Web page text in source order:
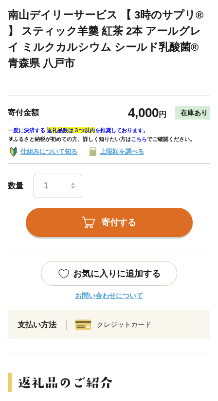
南山デイリーサービス 【 3時のサプリ®
】 スティック羊羹 紅茶 2本 アールグレ
イ ミルクカルシウム シールド乳酸菌®
青森県 八戸市
寄付金額 4,000円 在庫あり
一度に決済する 返礼品数は３つ以内を推奨しております。
🔰ふるさと納税が初めての方、詳しく知りたい方はこちらでご確認ください。
仕組みについて知る 上限額を調べる
数量
寄付する
お気に入りに追加する
お問い合わせについて
支払い方法 クレジットカード